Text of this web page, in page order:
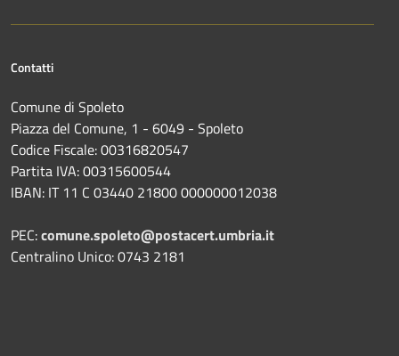
Contatti
Comune di Spoleto
Piazza del Comune, 1 - 6049 - Spoleto
Codice Fiscale: 00316820547
Partita IVA: 00315600544
IBAN: IT 11 C 03440 21800 000000012038
PEC:comune.spoleto@postacert.umbria.it
Centralino Unico: 0743 2181